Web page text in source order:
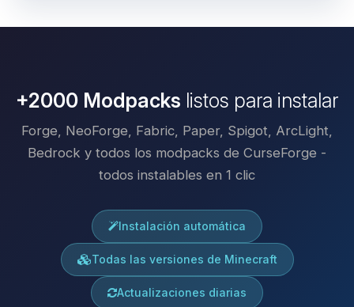
+2000 Modpacks listos para instalar
Forge, NeoForge, Fabric, Paper, Spigot, ArcLight,
Bedrock y todos los modpacks de CurseForge -
todos instalables en 1 clic
Instalación automática
Todas las versiones de Minecraft
Actualizaciones diarias